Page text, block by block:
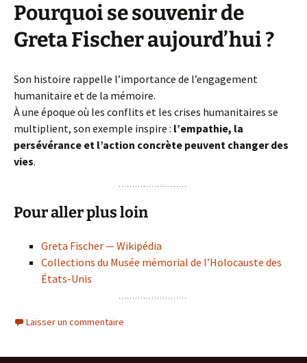
Pourquoi se souvenir de
Greta Fischer aujourd’hui ?
Son histoire rappelle l’importance de l’engagement
humanitaire et de la mémoire.
À une époque où les conflits et les crises humanitaires se
multiplient, son exemple inspire : l’empathie, la
persévérance et l’action concrète peuvent changer des
vies.
Pour aller plus loin
Greta Fischer — Wikipédia
Collections du Musée mémorial de l’Holocauste des
États-Unis
Laisser un commentaire